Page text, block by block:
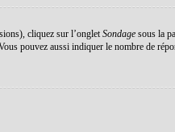
cliquez sur l’ongletSondage sous la
pouvez aussi indiquer le nombre de